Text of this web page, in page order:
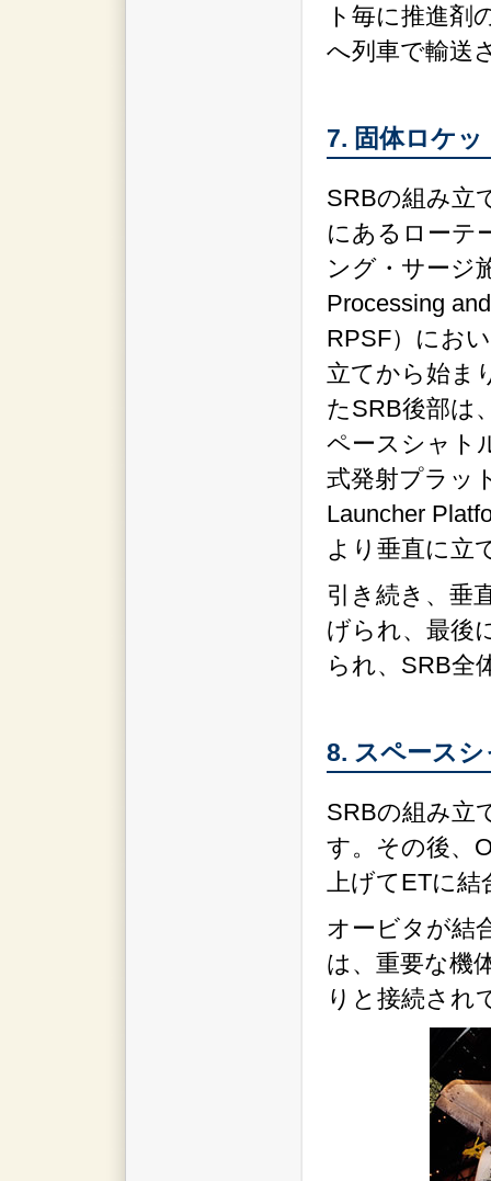
ト毎に推進剤
へ列車で輸送
7. 固体ロケ
SRBの組み立
にあるローテ
ング・サージ
Processing
RPSF）にお
立てから始ま
たSRB後部は
ペースシャト
式発射プラッ
Launcher
より垂直に立
引き続き、垂
げられ、最後
られ、SRB全
8. スペース
SRBの組み立
す。その後、
上げてETに結
オービタが結
は、重要な機
りと接続され